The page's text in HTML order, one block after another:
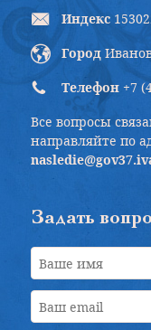
Индекс
Город
Телефон +7
Все вопросы
направляйте по
Задать